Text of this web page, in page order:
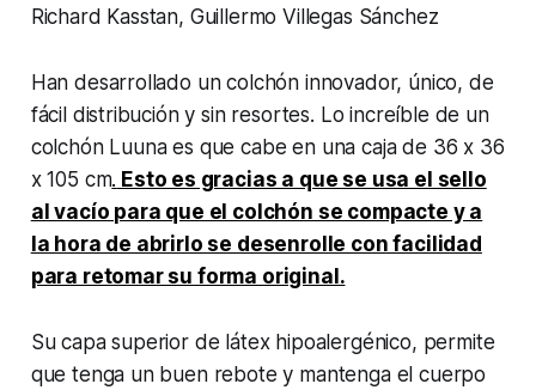
Richard Kasstan, Guillermo Villegas Sánchez
Han desarrollado un colchón innovador, único, de
fácil distribución y sin resortes. Lo increíble de un
colchón Luuna es que cabe en una caja de 36 x 36
x 105 cm. Esto es gracias a que se usa el sello
al vacío para que el colchón se compacte y a
la hora de abrirlo se desenrolle con facilidad
para retomar su forma original.
Su capa superior de látex hipoalergénico, permite
que tenga un buen rebote y mantenga el cuerpo